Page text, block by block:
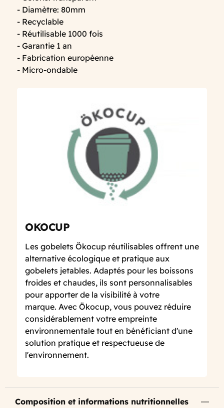
- Diamètre: 80mm
- Recyclable
- Réutilisable 1000 fois
- Garantie 1 an
- Fabrication européenne
- Micro-ondable
OKOCUP
Les gobelets Ökocup réutilisables offrent une
alternative écologique et pratique aux
gobelets jetables. Adaptés pour les boissons
froides et chaudes, ils sont personnalisables
pour apporter de la visibilité à votre
marque. Avec Ökocup, vous pouvez réduire
considérablement votre empreinte
environnementale tout en bénéficiant d'une
solution pratique et respectueuse de
l'environnement.
Composition et informations nutritionnelles